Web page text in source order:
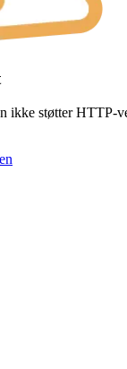
ikke støtter HTTP-